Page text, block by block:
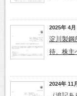
2025年 4月
淀川製鋼
待、株主
2024年 11